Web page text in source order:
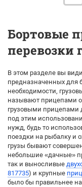
Бортовые
перевозки
В этом разделе вы
предназначенных для
необходимости,
называют прицепами
грузовыми прицепами
под этим
нужд, будь то
поездки на рыбалку и
грузы бывают
небольшие «дачные»
так и выносливые
817735) и крупные
было бы правильнее